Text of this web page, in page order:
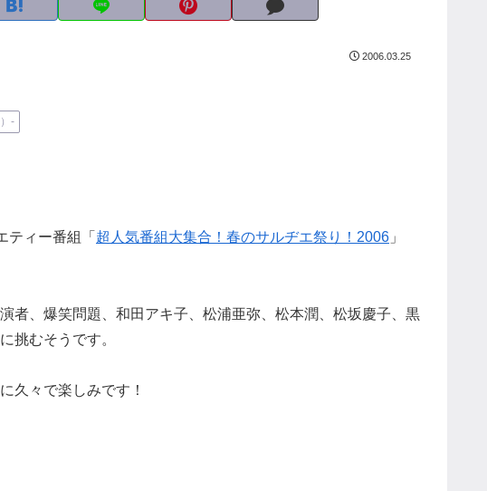
2006.03.25
-
ティー番組「 超人気番組大集合！春のサルヂエ祭り！2006 」
者、爆笑問題、和田アキ子、松浦亜弥、松本潤、松坂慶子、黒
挑むそうです。
久々で楽しみです！